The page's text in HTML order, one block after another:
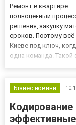
Ремонт в квартире —
полноценный
решения, закупку
сроков. Поэтому
Киеве под ключ,
одна команда. Такой
Бізнес новини
Кодирование